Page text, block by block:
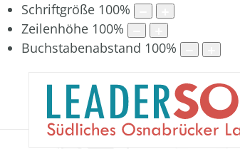
Schriftgröße 100%
Zeilenhöhe 100%
Buchstabenabstand 100%